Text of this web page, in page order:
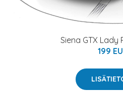
Siena GTX Lady
199